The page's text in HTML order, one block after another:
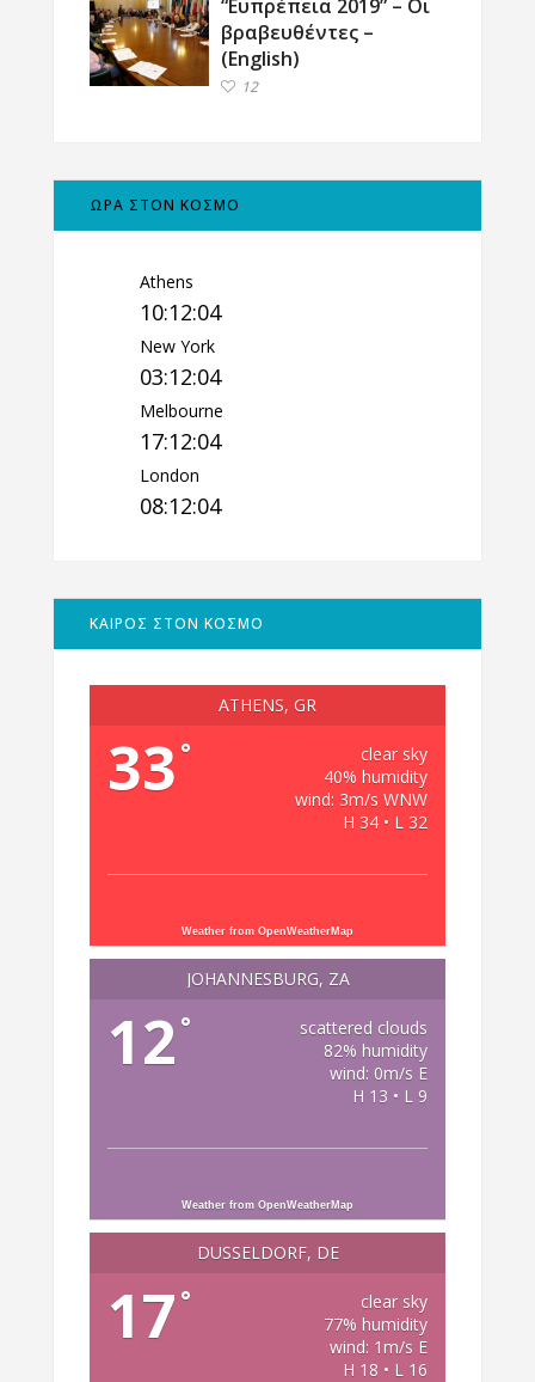
“Ευπρέπεια 2019” – Οι
βραβευθέντες –
(English)
12
ΩΡΑ ΣΤΟΝ ΚΟΣΜΟ
Athens
10:12:05
New York
03:12:05
Melbourne
17:12:05
London
08:12:05
ΚΑΙΡΟΣ ΣΤΟΝ ΚΟΣΜΟ
ATHENS, GR
33 °
clear sky
40% humidity
wind: 3m/s WNW
H 34 • L 32
Weather from OpenWeatherMap
JOHANNESBURG, ZA
12 °
scattered clouds
82% humidity
wind: 0m/s E
H 13 • L 9
Weather from OpenWeatherMap
DÜSSELDORF, DE
17 °
clear sky
77% humidity
wind: 1m/s E
H 18 • L 16